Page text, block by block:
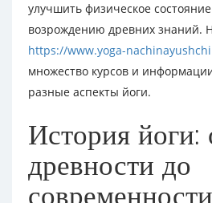
улучшить физическое
возрождению древних знаний.
https://www.yoga-
множество курсов и
разные аспекты йоги.
История йоги:
древности до
современности